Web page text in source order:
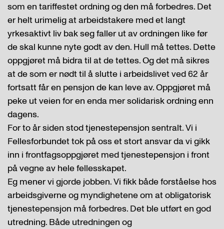
som en tariffestet ordning og den må forbedres. Det
er helt urimelig at arbeidstakere med et langt
yrkesaktivt liv bak seg faller ut av ordningen like før
de skal kunne nyte godt av den. Hull må tettes. Dette
oppgjøret må bidra til at de tettes. Og det må sikres
at de som er nødt til å slutte i arbeidslivet ved 62 år
fortsatt får en pensjon de kan leve av. Oppgjøret må
peke ut veien for en enda mer solidarisk ordning enn
dagens.
For to år siden stod tjenestepensjon sentralt. Vi i
Fellesforbundet tok på oss et stort ansvar da vi gikk
inn i frontfagsoppgjøret med tjenestepensjon i front
på vegne av hele fellesskapet.
Eg mener vi gjorde jobben. Vi fikk både forståelse hos
arbeidsgiverne og myndighetene om at obligatorisk
tjenestepensjon må forbedres. Det ble utført en god
utredning. Både utredningen og